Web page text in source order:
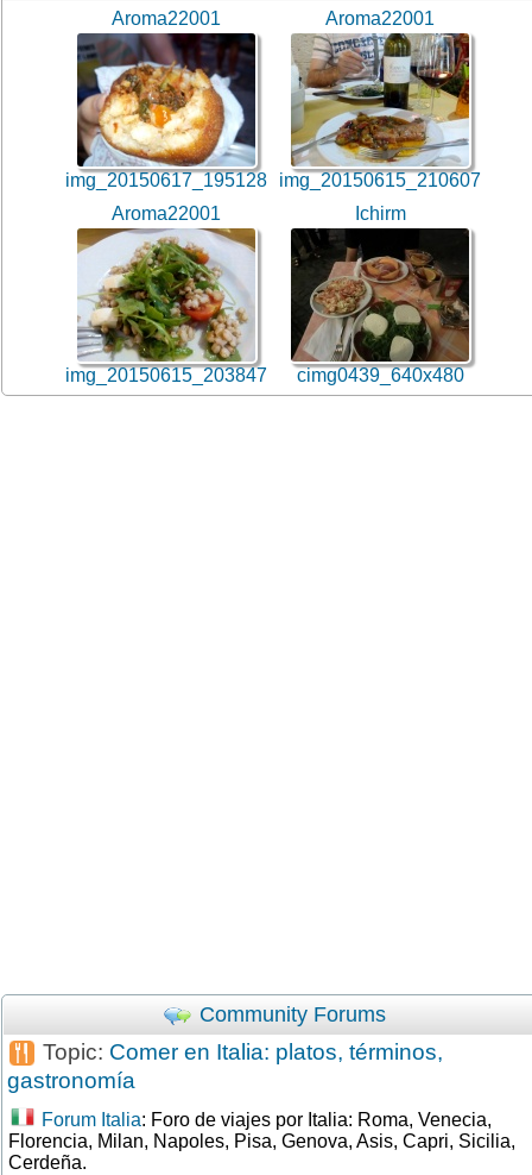
Aroma22001
img_20150617_195128
Aroma22001
img_20150615_210607
Aroma22001
img_20150615_203847
Ichirm
cimg0439_640x480
Community Forums
Topic: Comer en Italia: platos, términos,
gastronomía
Forum Italia: Foro de viajes por Italia: Roma, Venecia,
Florencia, Milan, Napoles, Pisa, Genova, Asis, Capri, Sicilia,
Cerdeña.